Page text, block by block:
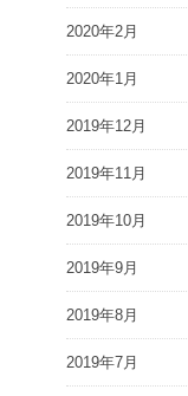
2020年2月
2020年1月
2019年12月
2019年11月
2019年10月
2019年9月
2019年8月
2019年7月